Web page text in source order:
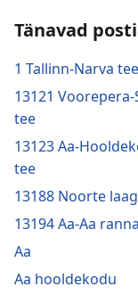
Tänavad
1 Tallinn-Narva tee
13121 Voorepera-
tee
13123 Aa-
tee
13188 Noorte
13194 Aa-Aa
Aa
Aa hooldekodu